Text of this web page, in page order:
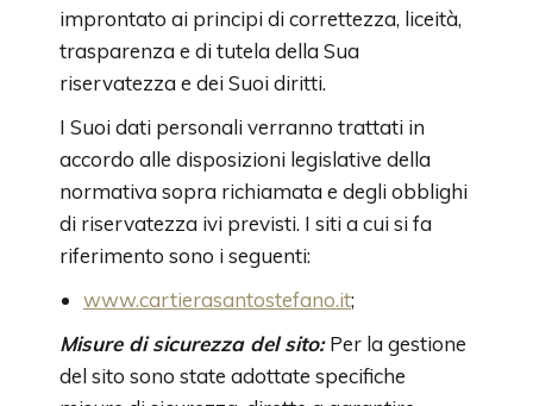
improntato ai principi di correttezza, liceità,
trasparenza e di tutela della Sua
riservatezza e dei Suoi diritti.
I Suoi dati personali verranno trattati in
accordo alle disposizioni legislative della
normativa sopra richiamata e degli obblighi
di riservatezza ivi previsti. I siti a cui si fa
riferimento sono i seguenti:
www.cartierasantostefano.it;
Misure di sicurezza del sito:Per la gestione
del sito sono state adottate specifiche